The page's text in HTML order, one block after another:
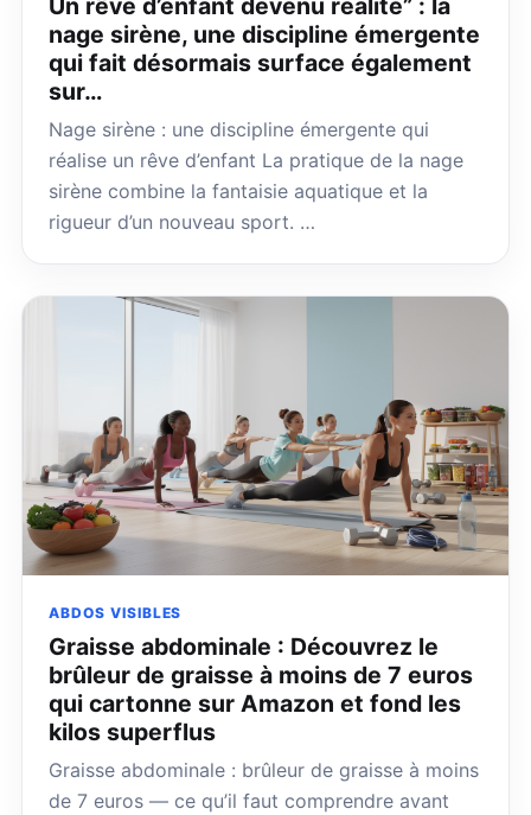
Un rêve d’enfant devenu réalité” : la
nage sirène, une discipline émergente
qui fait désormais surface également
sur…
Nage sirène : une discipline émergente qui
réalise un rêve d’enfant La pratique de la nage
sirène combine la fantaisie aquatique et la
rigueur d’un nouveau sport. …
ABDOS VISIBLES
Graisse abdominale : Découvrez le
brûleur de graisse à moins de 7 euros
qui cartonne sur Amazon et fond les
kilos superflus
Graisse abdominale : brûleur de graisse à moins
de 7 euros — ce qu’il faut comprendre avant